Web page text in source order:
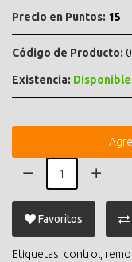
Precio en Puntos: 15
Código de Producto:
Existencia: Disponible
Favoritos
Etiquetas: control